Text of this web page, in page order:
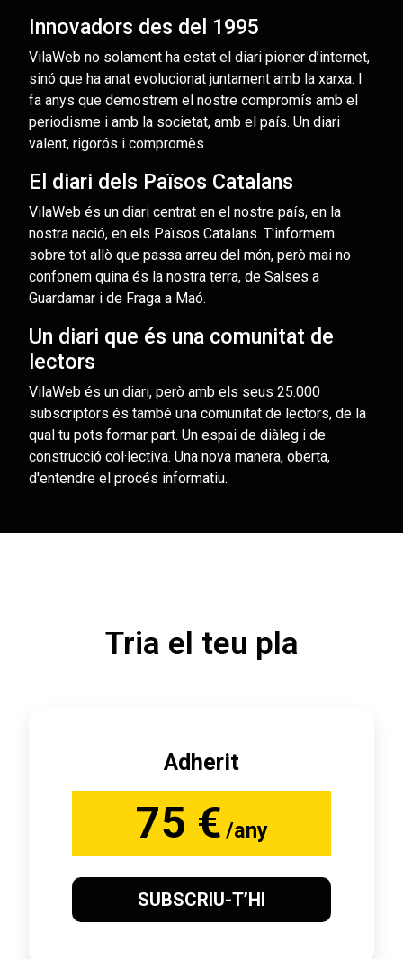
Innovadors des del 1995
VilaWeb no solament ha estat el diari pioner d’internet,
sinó que ha anat evolucionat juntament amb la xarxa. I
fa anys que demostrem el nostre compromís amb el
periodisme i amb la societat, amb el país. Un diari
valent, rigorós i compromès.
El diari dels Països Catalans
VilaWeb és un diari centrat en el nostre país, en la
nostra nació, en els Països Catalans. T'informem
sobre tot allò que passa arreu del món, però mai no
confonem quina és la nostra terra, de Salses a
Guardamar i de Fraga a Maó.
Un diari que és una comunitat de
lectors
VilaWeb és un diari, però amb els seus 25.000
subscriptors és també una comunitat de lectors, de la
qual tu pots formar part. Un espai de diàleg i de
construcció col·lectiva. Una nova manera, oberta,
d'entendre el procés informatiu.
Tria el teu pla
Adherit
75 € /any
SUBSCRIU-T’HI